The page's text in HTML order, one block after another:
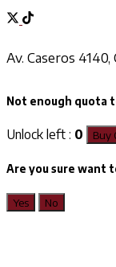
Av. Caseros
Not enough quota
Unlock left : 0 Buy
Are you sure want
Yes No